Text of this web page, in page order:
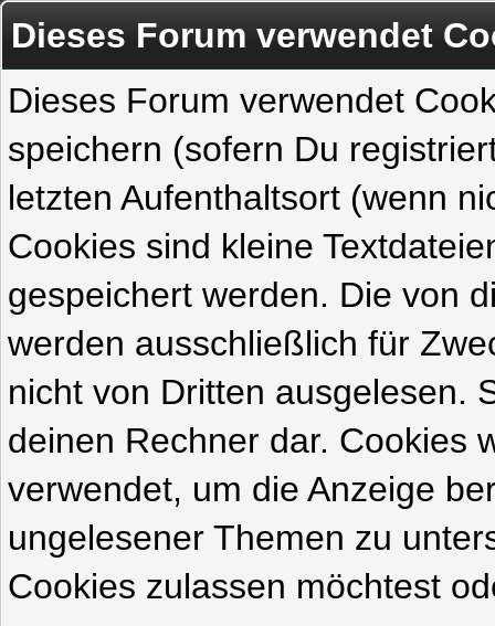
Dieses Forum verwendet
Dieses Forum verwendet
speichern (sofern Du
letzten Aufenthaltsort (wenn
Cookies sind kleine
gespeichert werden. Die von
werden ausschließlich für
nicht von Dritten ausgelesen.
deinen Rechner dar. Cookies
verwendet, um die Anzeige
ungelesener Themen zu
Cookies zulassen möchtest